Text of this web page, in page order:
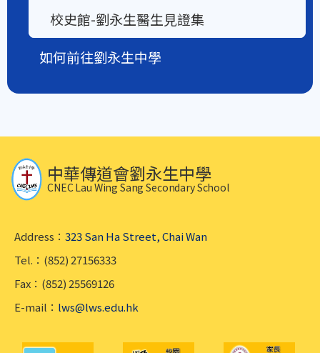
校史館-劉永生醫生見證集
如何前往劉永生中學
中華傳道會劉永生中學
CNEC Lau Wing Sang Secondary School
Address： 323 San Ha Street, Chai Wan
Tel.：(852) 27156333
Fax：(852) 25569126
E-mail： lws@lws.edu.hk